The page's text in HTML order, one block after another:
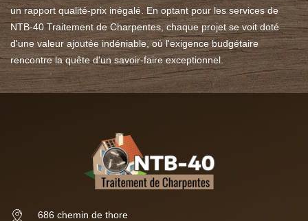
un rapport qualité-prix inégalé. En optant pour les services de
NTB-40 Traitement de Charpentes, chaque projet se voit doté
d'une valeur ajoutée indéniable, où l'exigence budgétaire
rencontre la quête d'un savoir-faire exceptionnel.
686 chemin de thore